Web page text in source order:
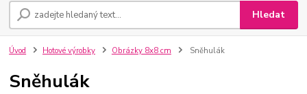
Hledat
Úvod Hotové výrobky Obrázky 8x8 cm Sněhulák
Sněhulák